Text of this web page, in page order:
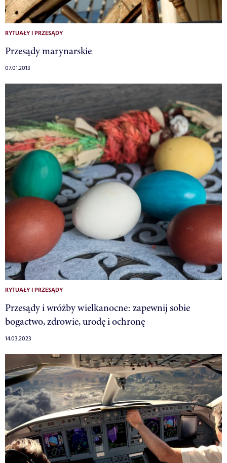
RYTUAŁY I PRZESĄDY
Przesądy marynarskie
07.01.2013
RYTUAŁY I PRZESĄDY
Przesądy i wróżby wielkanocne: zapewnij sobie
bogactwo, zdrowie, urodę i ochronę
14.03.2023